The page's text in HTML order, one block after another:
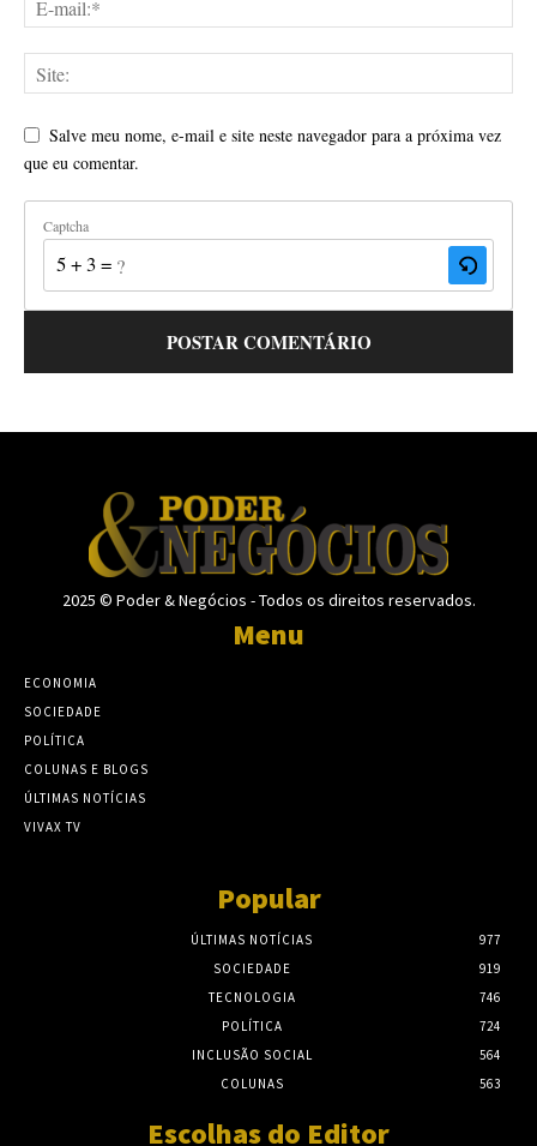
Salve meu nome, e-mail e site neste navegador para a próxima vez
que eu comentar.
Captcha
5 + 3 = ?
2025 © Poder & Negócios - Todos os direitos reservados.
Menu
ECONOMIA
SOCIEDADE
POLÍTICA
COLUNAS E BLOGS
ÚLTIMAS NOTÍCIAS
VIVAX TV
Popular
ÚLTIMAS NOTÍCIAS
977
SOCIEDADE
919
TECNOLOGIA
746
POLÍTICA
724
INCLUSÃO SOCIAL
564
COLUNAS
563
Escolhas do Editor